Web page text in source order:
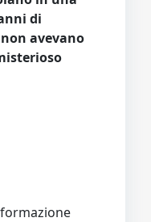
di
avevano